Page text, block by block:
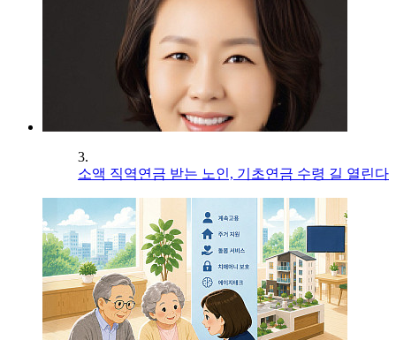
3.
소액 직역연금 받는 노인, 기초연금 수령 길 열린다